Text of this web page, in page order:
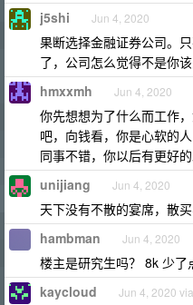
j5shi Jun 4, 2020
果断选择金融证券公司。
了，公司怎么觉得不是你该
hmxxmh Jun 4, 2020
你先想想为了什么而工作
吧，向钱看，你是心软的
同事不错，你以后有更好
unijiang Jun 4, 2020
天下没有不散的宴席，散
hambman Jun 4, 2020
楼主是研究生吗？ 8k 少了
kaycloud Jun 4, 2020